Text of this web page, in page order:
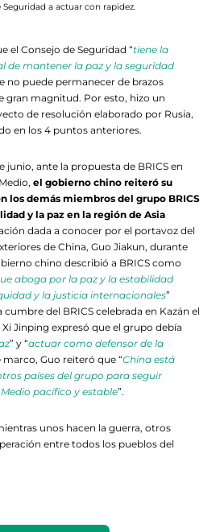
a actuar con rapidez.
el Consejo de Seguridad “tiene la
de mantener la paz y la seguridad
no puede permanecer de brazos
gran magnitud. Por esto, hizo un
de resolución elaborado por Rusia,
en los 4 puntos anteriores.
junio, ante la propuesta de BRICS en
el gobierno chino reiteró su
los demás miembros del grupo BRICS
y la paz en la región de Asia
dada a conocer por el portavoz del
de China, Guo Jiakun, durante
chino describió a BRICS como
aboga por la paz y la estabilidad
y la justicia internacionales”
del BRICS celebrada en Kazán el
Jinping expresó que el grupo debía
” y “actuar como defensor de la
marco, Guo reiteró que “China está
países del grupo para seguir
pacífico y estable”.
unos hacen la guerra, otros
entre todos los pueblos del